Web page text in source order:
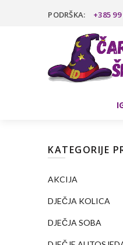
PODRŠKA: +385
KATEGORIJE
AKCIJA
DJEČJA KOLICA
DJEČJA SOBA